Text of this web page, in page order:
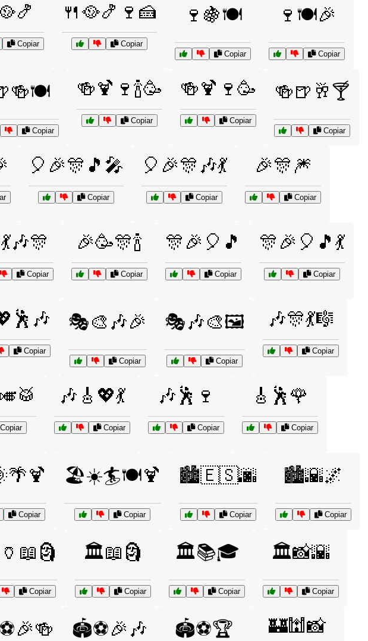
Copiar
🍴🥘🍤🍷🍰
Copiar
🍷🍇🍽️
Copiar
🍷🍽️🎉
Copiar
Copiar
🍻🍹🍷🍾🥳
Copiar
🍻🍹🍷🥳
Copiar
🍻🍺🥂🍸
Copiar
🎈🎉🎊🎵🎤
Copiar
🎈🎉🎊🎶💃
Copiar
🎉🎊🎆
Copiar
Copiar
🎉🥳🎊🍾
Copiar
🎊🎉🎈🎵
Copiar
🎊🎉🎈🎵💃
Copiar
Copiar
🎭🎨🎶🎉
Copiar
🎭🎶🎨🖼️
Copiar
🎶🎊💃🎼
Copiar
🎶🎸💖💃
Copiar
🎶🕺🍷
Copiar
🎸🕺🌹
Copiar
Copiar
🏖️☀️🏄🍽️🍹
Copiar
🏙️🇪🇸🌆
Copiar
🏙️🌇🌌
Copiar
Copiar
🏛️📖🗿
Copiar
🏛️📚🎓
Copiar
🏛️📸🌇
Copiar
🏟️⚽🎉🎶 🏟️⚽🏆 🏰🕍📸